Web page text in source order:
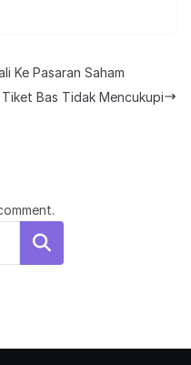
Ke Pasaran Saham
Tiket Bas Tidak Mencukupi
Search